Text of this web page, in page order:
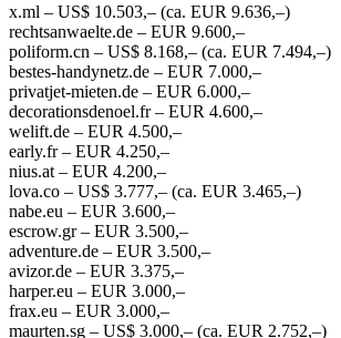
x.ml – US$ 10.503,– (ca. EUR 9.636,–)
rechtsanwaelte.de – EUR 9.600,–
poliform.cn – US$ 8.168,– (ca. EUR 7.494,–)
bestes-handynetz.de – EUR 7.000,–
privatjet-mieten.de – EUR 6.000,–
decorationsdenoel.fr – EUR 4.600,–
welift.de – EUR 4.500,–
early.fr – EUR 4.250,–
nius.at – EUR 4.200,–
lova.co – US$ 3.777,– (ca. EUR 3.465,–)
nabe.eu – EUR 3.600,–
escrow.gr – EUR 3.500,–
adventure.de – EUR 3.500,–
avizor.de – EUR 3.375,–
harper.eu – EUR 3.000,–
frax.eu – EUR 3.000,–
maurten.sg – US$ 3.000,– (ca. EUR 2.752,–)